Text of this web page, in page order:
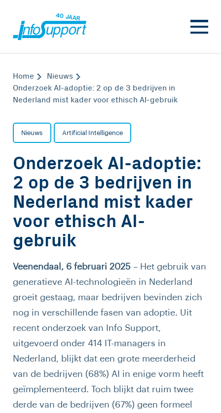
Home
Nieuws
Onderzoek AI-adoptie: 2 op de 3 bedrijven in
Nederland mist kader voor ethisch AI-gebruik
Nieuws Artificial Intelligence
Onderzoek AI-adoptie:
2 op de 3 bedrijven in
Nederland mist kader
voor ethisch AI-
gebruik
Veenendaal, 6 februari 2025 – Het gebruik van
generatieve AI-technologieën in Nederland
groeit gestaag, maar bedrijven bevinden zich
nog in verschillende fasen van adoptie. Uit
recent onderzoek van Info Support,
uitgevoerd onder 414 IT-managers in
Nederland, blijkt dat een grote meerderheid
van de bedrijven (68%) AI in enige vorm heeft
geïmplementeerd. Toch blijkt dat ruim twee
derde van de bedrijven (67%) geen formeel